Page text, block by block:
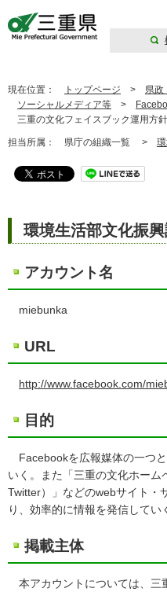
現在位置： トップページ > 県政
ソーシャルメディア等 >
三重の文化フェイスブック運用方針
担当所属： 県庁の組織一覧 >
環境生活部文化振
アカウント名
miebunka
URL
http://www.facebook.com/
目的
Facebookを広報媒体の一つ
いく。また「三重の文化ホーム
Twitter）」などのwebサイト・
り、効率的に情報を発信してい
掲載主体
本アカウントについては、三